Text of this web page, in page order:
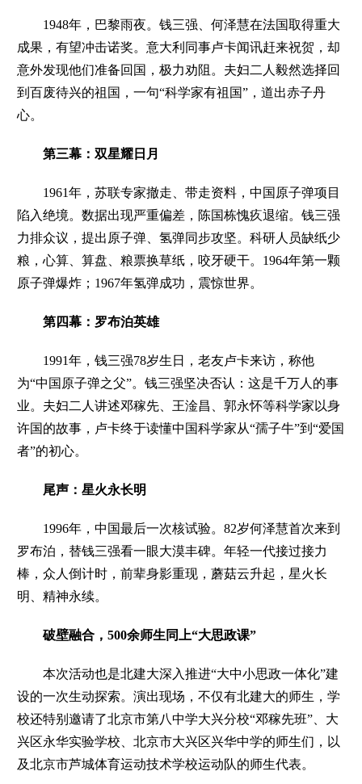
1948年，巴黎雨夜。钱三强、何泽慧在法国取得重大
成果，有望冲击诺奖。意大利同事卢卡闻讯赶来祝贺，却
意外发现他们准备回国，极力劝阻。夫妇二人毅然选择回
到百废待兴的祖国，一句“科学家有祖国”，道出赤子丹
心。
第三幕：双星耀日月
1961年，苏联专家撤走、带走资料，中国原子弹项目
陷入绝境。数据出现严重偏差，陈国栋愧疚退缩。钱三强
力排众议，提出原子弹、氢弹同步攻坚。科研人员缺纸少
粮，心算、算盘、粮票换草纸，咬牙硬干。1964年第一颗
原子弹爆炸；1967年氢弹成功，震惊世界。
第四幕： 罗布泊英雄
1991年，钱三强78岁生日，老友卢卡来访，称他
为“中国原子弹之父”。钱三强坚决否认：这是千万人的事
业。夫妇二人讲述邓稼先、王淦昌、郭永怀等科学家以身
许国的故事，卢卡终于读懂中国科学家从“孺子牛”到“爱国
者”的初心。
尾声：星火永长明
1996年，中国最后一次核试验。82岁何泽慧首次来到
罗布泊，替钱三强看一眼大漠丰碑。年轻一代接过接力
棒，众人倒计时，前辈身影重现，蘑菇云升起，星火长
明、精神永续。
破壁融合，500余师生同上“大思政课”
本次活动也是北建大深入推进“大中小思政一体化”建
设的一次生动探索。演出现场，不仅有北建大的师生，学
校还特别邀请了北京市第八中学大兴分校“邓稼先班”、大
兴区永华实验学校、北京市大兴区兴华中学的师生们，以
及北京市芦城体育运动技术学校运动队的师生代表。